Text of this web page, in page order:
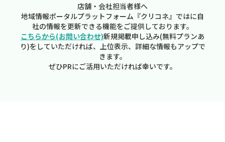
店舗・会社担当者様へ
地域情報ポータルプラットフォーム『クリコネ』ではに自
社の情報を更新できる機能をご提供しております。
こちらから(お問い合わせ)新規掲載申し込み(無料プランあ
り)をしていただければ、上位表示、詳細な情報もアップで
きます。
ぜひPRにご活用いただければ幸いです。